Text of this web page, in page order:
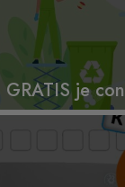
GRATIS je